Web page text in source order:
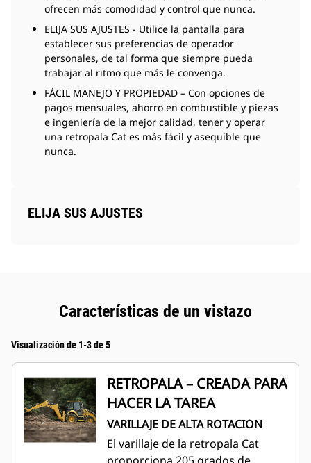
ofrecen más comodidad y control que nunca.
ELIJA SUS AJUSTES - Utilice la pantalla para
establecer sus preferencias de operador
personales, de tal forma que siempre pueda
trabajar al ritmo que más le convenga.
FÁCIL MANEJO Y PROPIEDAD – Con opciones de
pagos mensuales, ahorro en combustible y piezas
e ingeniería de la mejor calidad, tener y operar
una retropala Cat es más fácil y asequible que
nunca.
ELIJA SUS AJUSTES
Características de un vistazo
Visualización de 1-3 de 5
RETROPALA – CREADA PARA
HACER LA TAREA
VARILLAJE DE ALTA ROTACIÓN
El varillaje de la retropala Cat